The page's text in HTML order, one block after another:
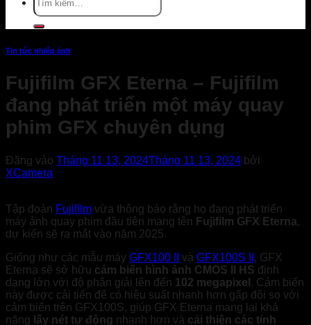
kiếm:
Tin tức nhiếp ảnh
Fujifilm GFX Eterna – Fujifilm
đang phát triển một máy quay
phim GFX chuyên dụng
Đăng vào Tháng 11 13, 2024Tháng 11 13, 2024 bởi
XCamera
Tập đoàn Fujifilm vừa thông báo rằng họ đang phát triển
máy ảnh quay phim đầu tiên mang tên Fujifilm GFX Eterna,
dự kiến sẽ ra mắt vào năm 2025.
Giống như các mẫu máy GFX100 II và GFX100S II
, GFX
Eterna sẽ sở hữu cảm biến hình ảnh CMOS II HS định
dạng lớn với độ phân giải lên đến 102 megapixel . Cảm biến
này được cải tiến để có hiệu suất nhanh hơn gấp đôi so với
cảm biến trên GFX100S, giúp GFX Eterna mang lại khả
năng lấy nét tự động nhanh hơn và cải thiện các tính